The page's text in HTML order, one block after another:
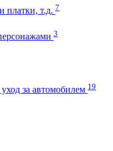
платки, т.д. 7
3
за автомобилем 19